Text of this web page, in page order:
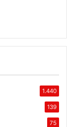
1.440
139
75